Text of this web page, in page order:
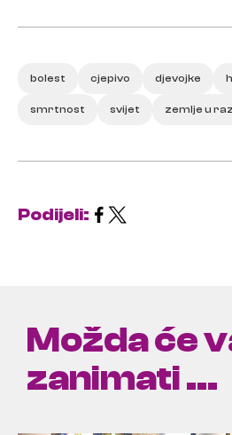
bolest cjepivo djevojke
smrtnost svijet zemlje u
Podijeli:
Možda će
zanimati ...